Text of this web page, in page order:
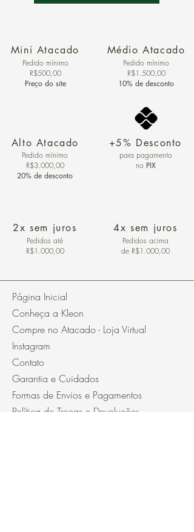
Mini Atacado
Pedido ​mínimo
R$500,00
Preço do site
Alto Atacado
Pedido mínimo
R$3.000,00
20% de desconto
2x sem juros
Pedidos até
R$1.000,00
Médio Atacado
Pedido mínimo
R$1.500,00
10% de desconto
+5% Desconto
para pagamento
no PIX
4x sem juros
Pedidos acima
de R$1.000,00
Página Inicial
Conheça a Kleon
Compre no Atacado - Loja Virtual
Instagram
Contato
Garantia e Cuidados
Formas de Envios e Pagamentos
Política de Trocas e Devoluções